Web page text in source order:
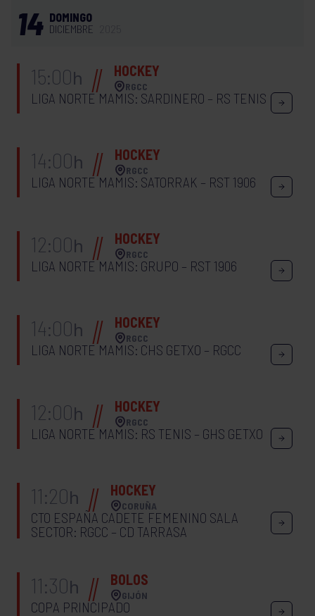
14 DOMINGO
DICIEMBRE
15:00h HOCKEY
RGCC
LIGA NORTE MAMIS: SARDINERO – RS TENIS
14:00h HOCKEY
RGCC
LIGA NORTE MAMIS: SATORRAK – RST 1906
12:00h HOCKEY
RGCC
LIGA NORTE MAMIS: GRUPO – RST 1906
14:00h HOCKEY
RGCC
LIGA NORTE MAMIS: CHS GETXO – RGCC
12:00h HOCKEY
RGCC
LIGA NORTE MAMIS: RS TENIS – GHS GETXO
11:20h HOCKEY
CORUÑA
CTO ESPAÑA CADETE FEMENINO SALA
SECTOR: RGCC – CD TARRASA
11:30h BOLOS
GIJÓN
COPA PRINCIPADO